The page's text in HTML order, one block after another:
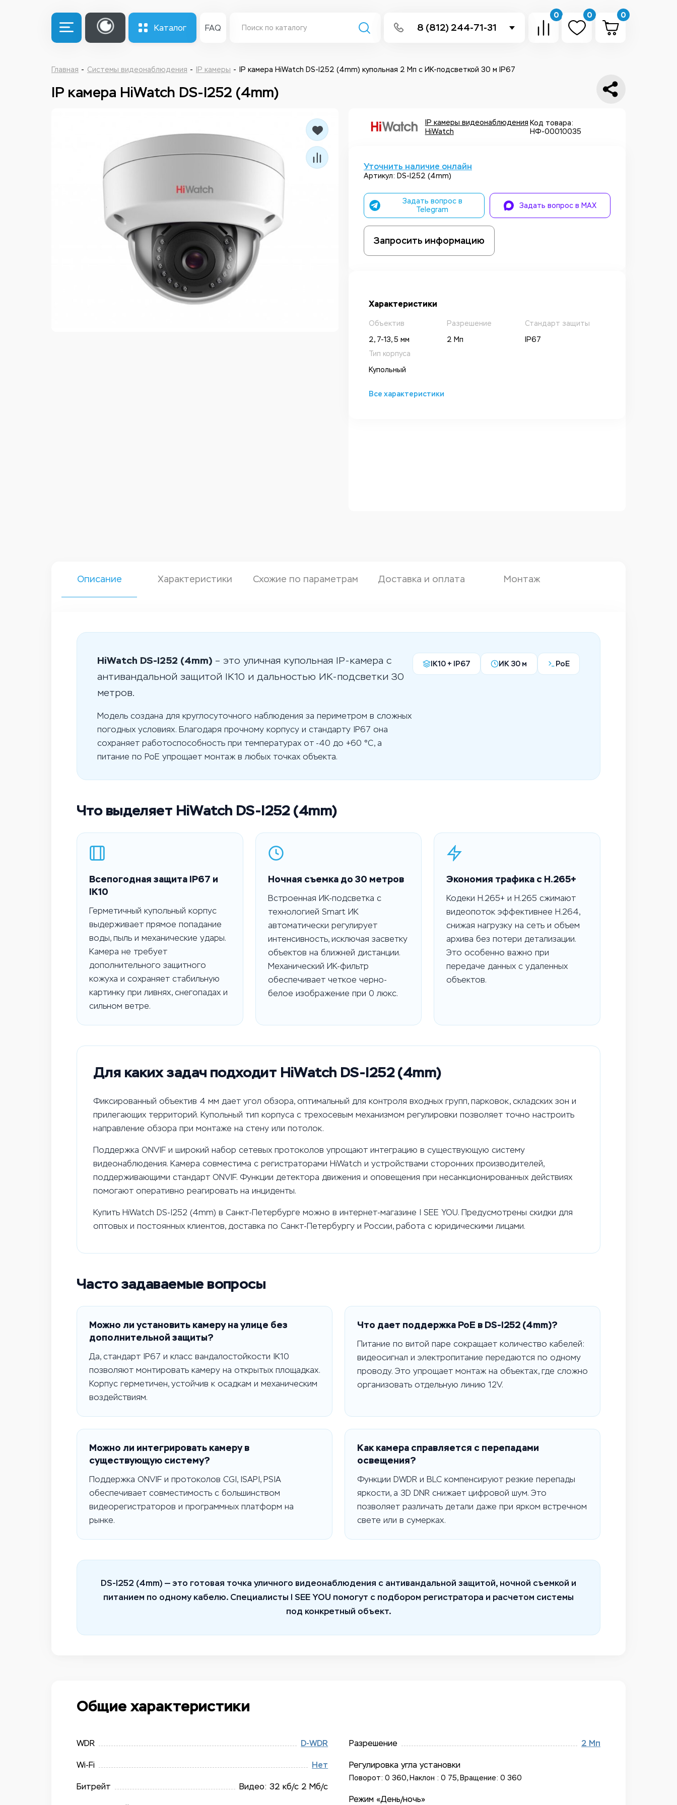
Каталог FAQ 8 (812) 244-71-31
Написать в Telegram
0 0 0
Главная Системы видеонаблюдения IP камеры IP камера HiWatch DS-I252 (4mm) купольная 2 Мп с ИК-подсветкой 30 м IP67
IP камера HiWatch DS-I252 (4mm)
IP камеры видеонаблюдения
HiWatch
Код товара:
НФ-00010035
Уточнить наличие онлайн
Артикул: DS-I252 (4mm)
Задать вопрос в
Telegram
Задать вопрос в MAX
Запросить информацию
Характеристики
Объектив
2, 7-13, 5 мм
Разрешение
2 Мп
Стандарт защиты
IP67
Тип корпуса
Купольный
Все характеристики
Описание Характеристики Схожие по параметрам Доставка и оплата Монтаж
HiWatch DS-I252 (4mm) – это уличная купольная IP-камера с
антивандальной защитой IK10 и дальностью ИК-подсветки 30
метров.
Модель создана для круглосуточного наблюдения за периметром в сложных
погодных условиях. Благодаря прочному корпусу и стандарту IP67 она
сохраняет работоспособность при температурах от -40 до +60 °C, а
питание по PoE упрощает монтаж в любых точках объекта.
IK10 + IP67 ИК 30 м PoE
Что выделяет HiWatch DS-I252 (4mm)
Всепогодная защита IP67 и
IK10
Герметичный купольный корпус
выдерживает прямое попадание
воды, пыль и механические удары.
Камера не требует
дополнительного защитного
кожуха и сохраняет стабильную
картинку при ливнях, снегопадах и
сильном ветре.
Ночная съемка до 30 метров
Встроенная ИК-подсветка с
технологией Smart ИК
автоматически регулирует
интенсивность, исключая засветку
объектов на ближней дистанции.
Механический ИК-фильтр
обеспечивает четкое черно-
белое изображение при 0 люкс.
Экономия трафика с H.265+
Кодеки H.265+ и H.265 сжимают
видеопоток эффективнее H.264,
снижая нагрузку на сеть и объем
архива без потери детализации.
Это особенно важно при
передаче данных с удаленных
объектов.
Для каких задач подходит HiWatch DS-I252 (4mm)
Фиксированный объектив 4 мм дает угол обзора, оптимальный для контроля входных групп, парковок, складских зон и
прилегающих территорий. Купольный тип корпуса с трехосевым механизмом регулировки позволяет точно настроить
направление обзора при монтаже на стену или потолок.
Поддержка ONVIF и широкий набор сетевых протоколов упрощают интеграцию в существующую систему
видеонаблюдения. Камера совместима с регистраторами HiWatch и устройствами сторонних производителей,
поддерживающими стандарт ONVIF. Функции детектора движения и оповещения при несанкционированных действиях
помогают оперативно реагировать на инциденты.
Купить HiWatch DS-I252 (4mm) в Санкт-Петербурге можно в интернет-магазине I SEE YOU. Предусмотрены скидки для
оптовых и постоянных клиентов, доставка по Санкт-Петербургу и России, работа с юридическими лицами.
Часто задаваемые вопросы
Можно ли установить камеру на улице без
дополнительной защиты?
Да, стандарт IP67 и класс вандалостойкости IK10
позволяют монтировать камеру на открытых площадках.
Корпус герметичен, устойчив к осадкам и механическим
воздействиям.
Что дает поддержка PoE в DS-I252 (4mm)?
Питание по витой паре сокращает количество кабелей:
видеосигнал и электропитание передаются по одному
проводу. Это упрощает монтаж на объектах, где сложно
организовать отдельную линию 12V.
Можно ли интегрировать камеру в
существующую систему?
Поддержка ONVIF и протоколов CGI, ISAPI, PSIA
обеспечивает совместимость с большинством
видеорегистраторов и программных платформ на
рынке.
Как камера справляется с перепадами
освещения?
Функции DWDR и BLC компенсируют резкие перепады
яркости, а 3D DNR снижает цифровой шум. Это
позволяет различать детали даже при ярком встречном
свете или в сумерках.
DS-I252 (4mm) — это готовая точка уличного видеонаблюдения с антивандальной защитой, ночной съемкой и
питанием по одному кабелю. Специалисты I SEE YOU помогут с подбором регистратора и расчетом системы
под конкретный объект.
Общие характеристики
WDR D-WDR
Wi-Fi Нет
Битрейт Видео: 32 кб/​с 2 Мб/​с
Разрешение 2 Мп
Регулировка угла установки
Поворот: 0 360, Наклон : 0 75, Вращение: 0 360
Режим «День/ночь»